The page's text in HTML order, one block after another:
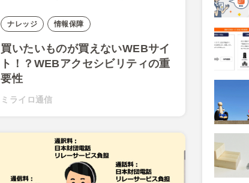
ナレッジ 情報保障
買いたいものが買えないWEBサイ
ト！？WEBアクセシビリティの重
要性
ミライロ通信